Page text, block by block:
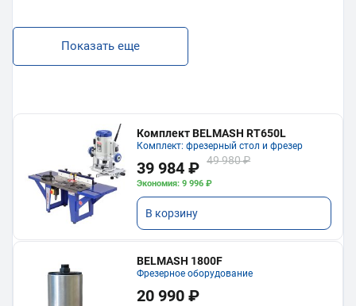
Показать еще
Комплект BELMASH RT650L
Комплект: фрезерный стол и фрезер
39 984 ₽ 49 980 ₽
Экономия: 9 996 ₽
В корзину
BELMASH 1800F
Фрезерное оборудование
20 990 ₽